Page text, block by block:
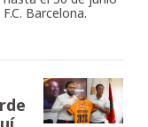
Barcelona.